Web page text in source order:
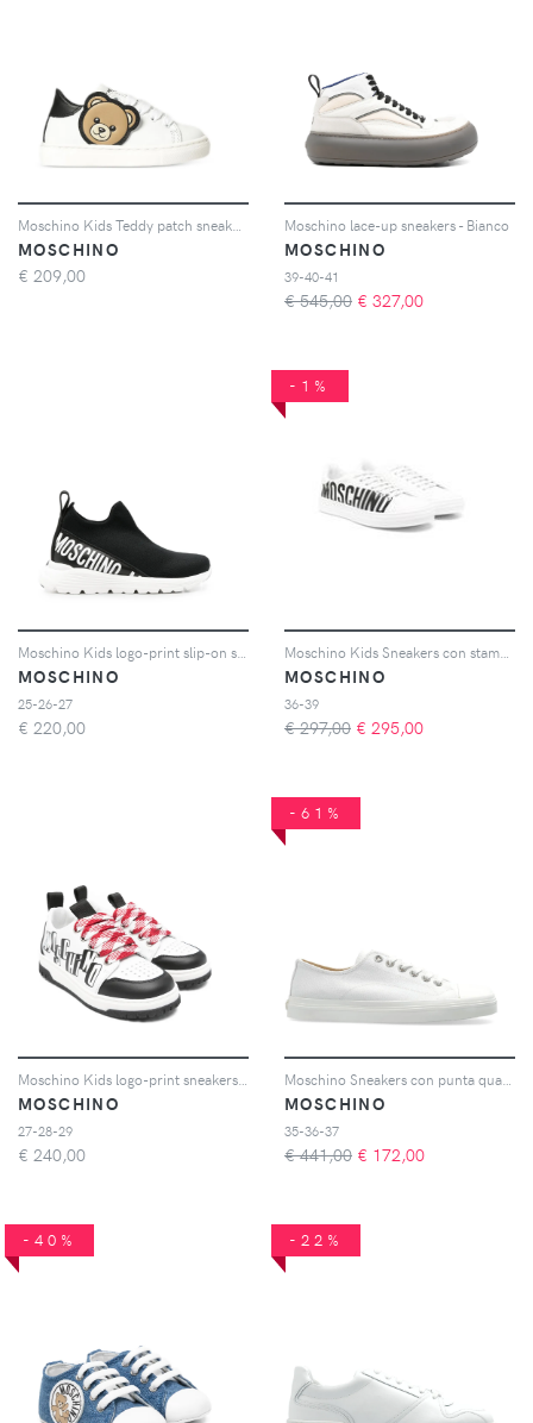
MOSCHINO
€ 209,00
Moschino lace-up sneakers - Bianco
MOSCHINO
39-40-41
€ 545,00 € 327,00
MOSCHINO
25-26-27
€ 220,00
-1%
MOSCHINO
36-39
€ 297,00 € 295,00
MOSCHINO
27-28-29
€ 240,00
-61%
MOSCHINO
35-36-37
€ 441,00 € 172,00
-40% -22%